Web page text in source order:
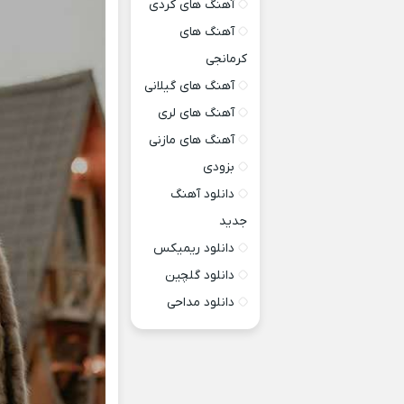
آهنگ های کردی
آهنگ های
کرمانجی
آهنگ های گیلانی
آهنگ های لری
آهنگ های مازنی
بزودی
دانلود آهنگ
جدید
دانلود ریمیکس
دانلود گلچین
دانلود مداحی